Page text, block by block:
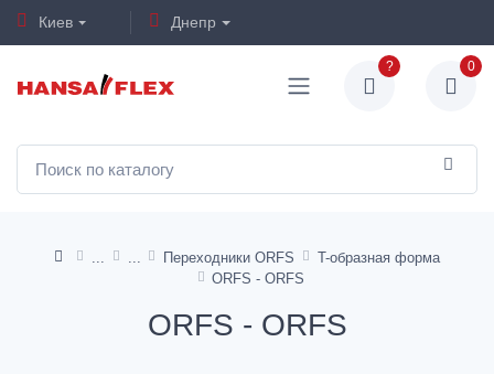
Киев Днепр
? 0
Переходники ORFS
T-образная форма
ORFS - ORFS
ORFS - ORFS